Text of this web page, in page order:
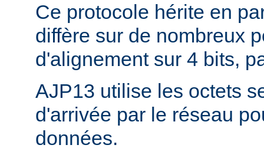
Ce protocole hérite en
diffère sur de nombreux
d'alignement sur 4 bits,
AJP13 utilise les octets
d'arrivée par le réseau
données.